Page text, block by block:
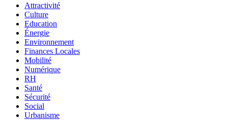
Attractivité
Culture
Education
Énergie
Environnement
Finances Locales
Mobilité
Numérique
RH
Santé
Sécurité
Social
Urbanisme